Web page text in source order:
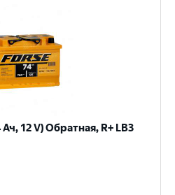
12 V) Обратная, R+ LB3